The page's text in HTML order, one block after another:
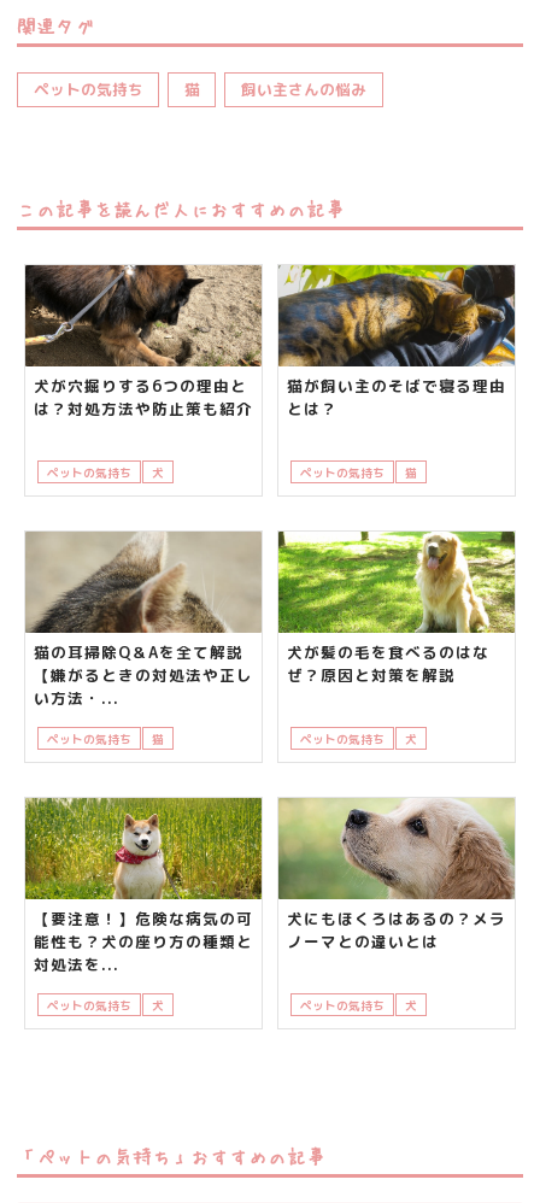
関連タグ
ペットの気持ち 猫 飼い主さんの悩み
この記事を読んだ人におすすめの記事
犬が穴掘りする6つの理由と
は？対処方法や防止策も紹介
ペットの気持ち 犬 飼い主さんの悩み
猫が飼い主のそばで寝る理由
とは？
ペットの気持ち 猫
猫の耳掃除Q＆Aを全て解説
【嫌がるときの対処法や正し
い方法・...
ペットの気持ち 猫
犬が髪の毛を食べるのはな
ぜ？原因と対策を解説
ペットの気持ち 犬
【要注意！】危険な病気の可
能性も？犬の座り方の種類と
対処法を...
ペットの気持ち 犬 飼い主さんの悩み
犬にもほくろはあるの？メラ
ノーマとの違いとは
ペットの気持ち 犬
「ペットの気持ち」おすすめの記事